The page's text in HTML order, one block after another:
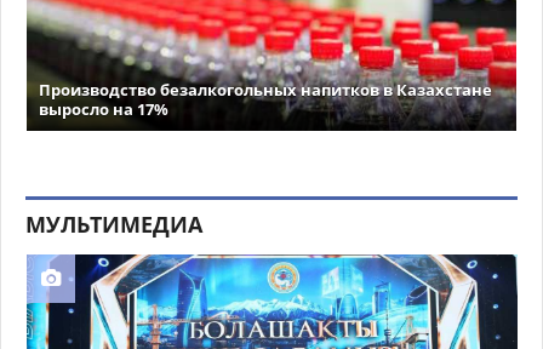
Производство безалкогольных напитков в Казахстане
выросло на 17%
МУЛЬТИМЕДИА